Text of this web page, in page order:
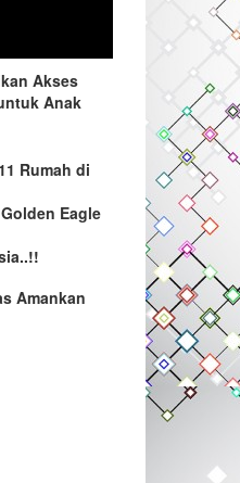
Akses
Anak
Rumah di
Eagle
Amankan